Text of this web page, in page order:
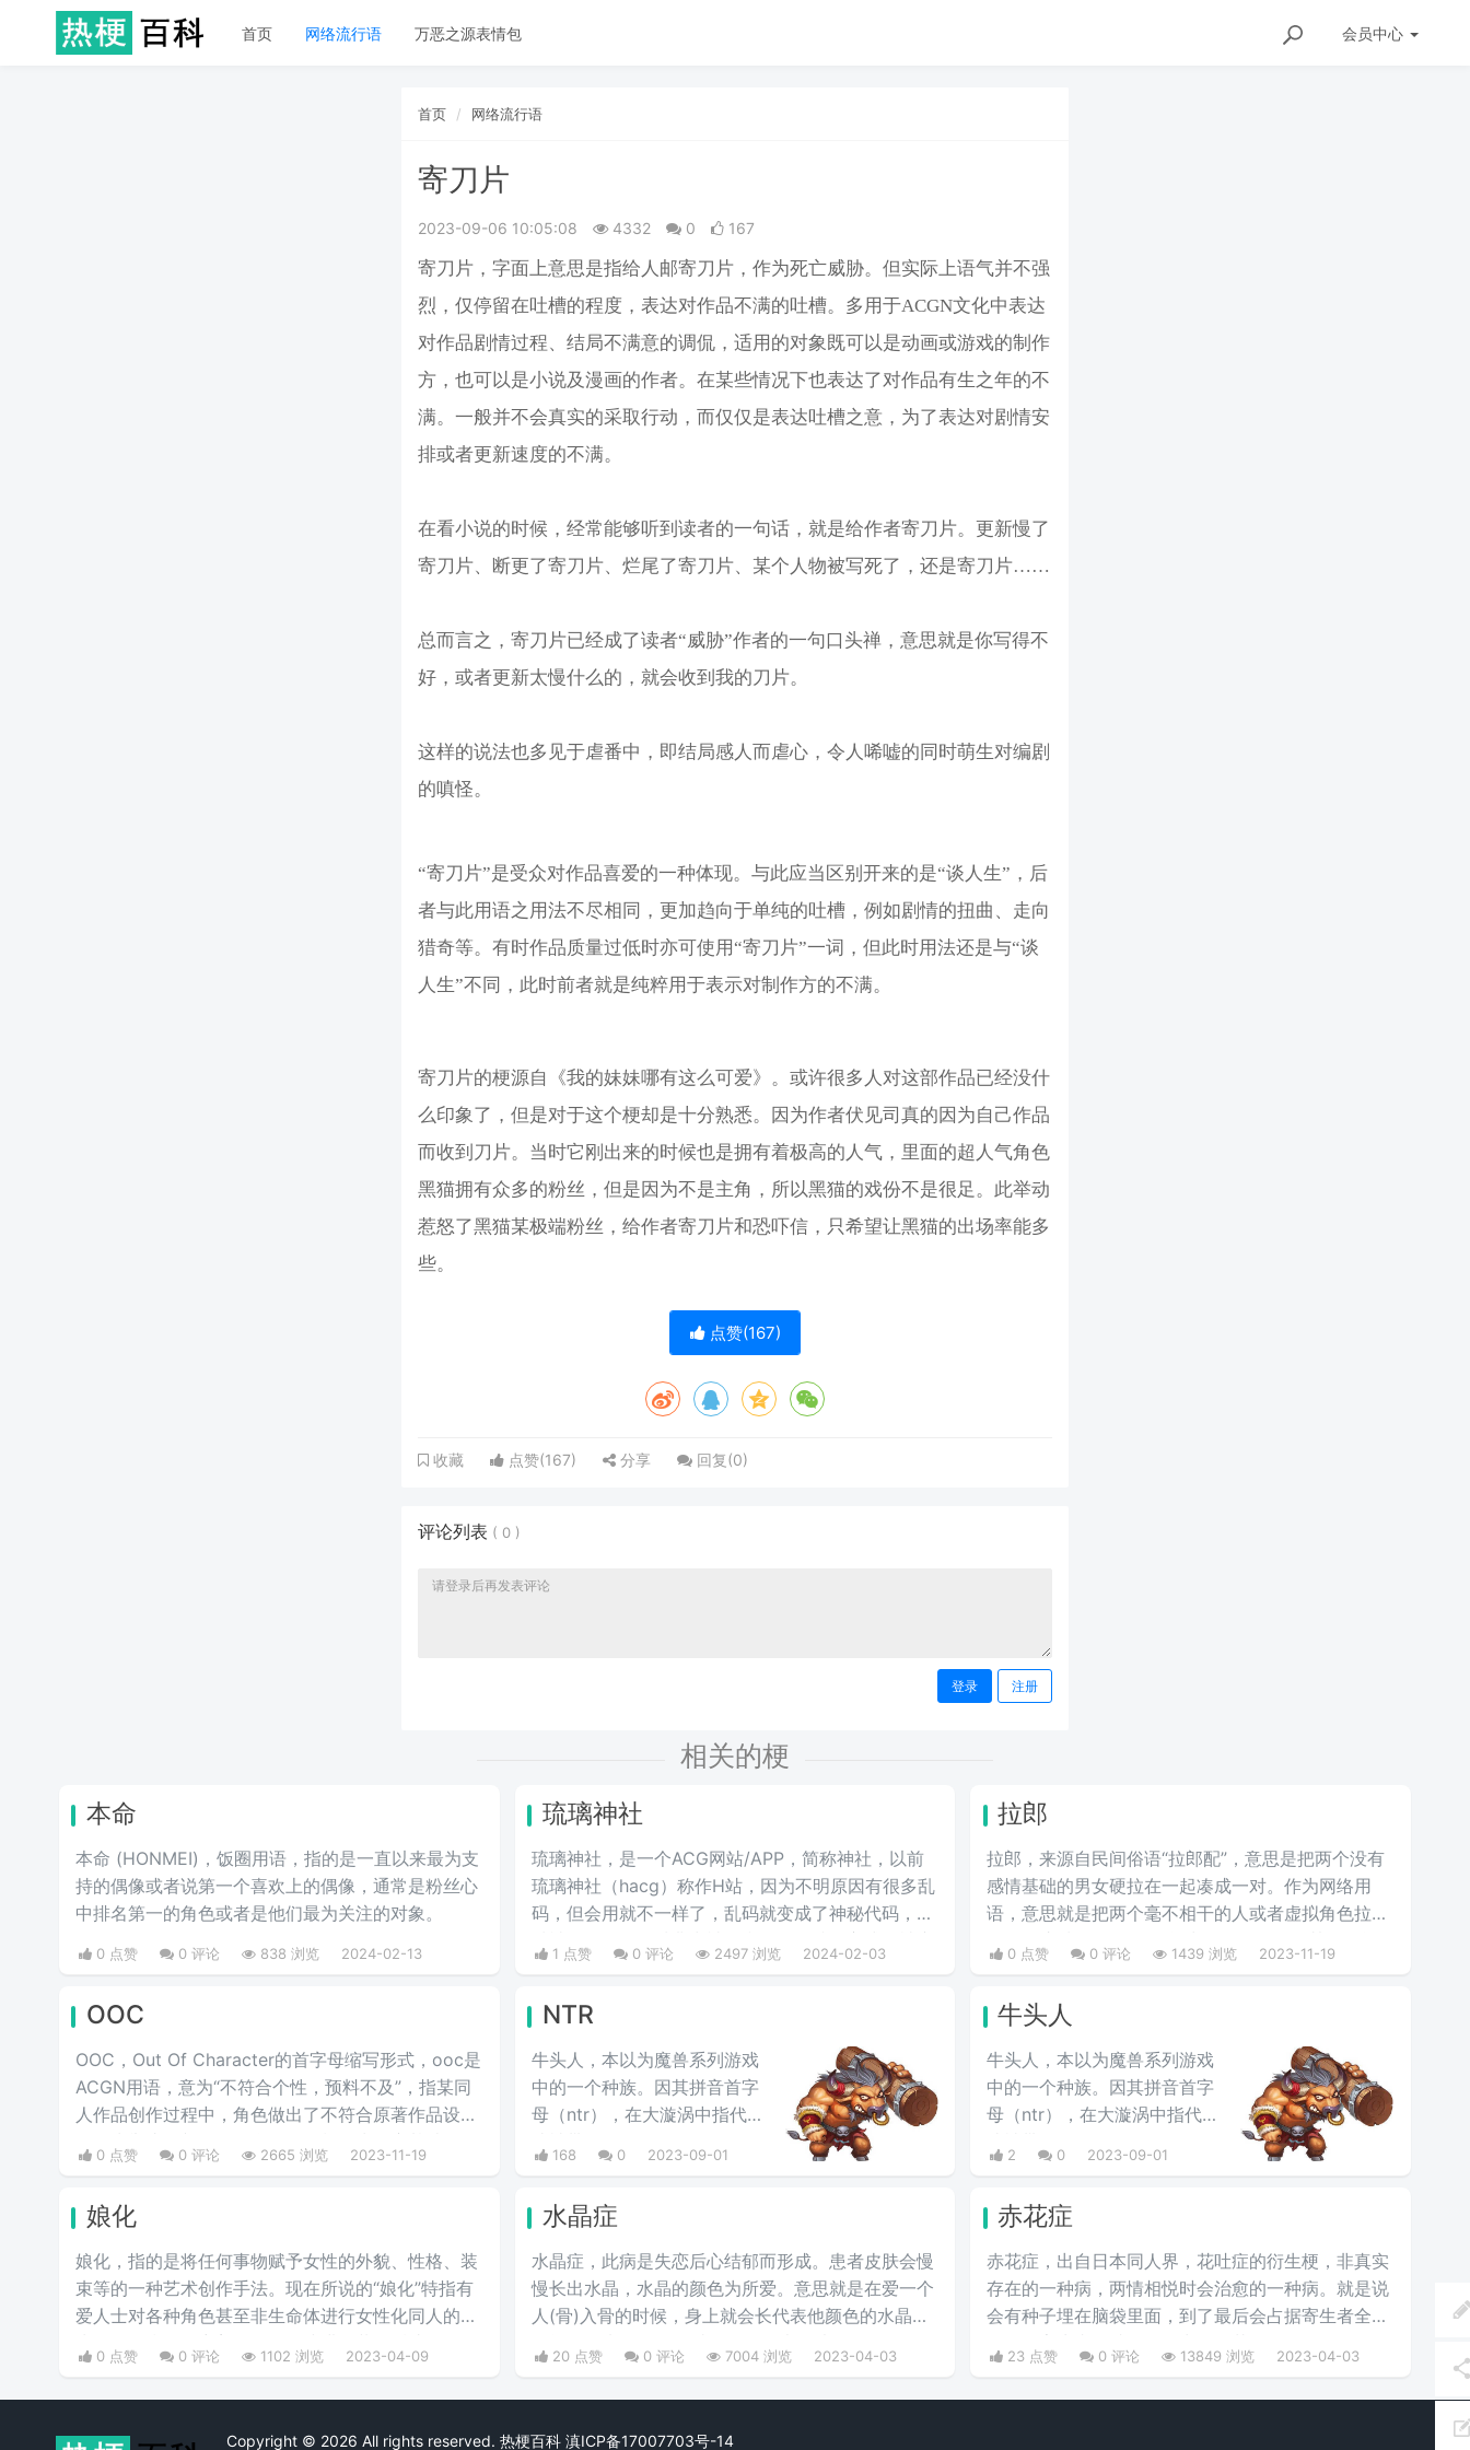
首页 网络流行语 万恶之源表情包 会员中心
首页 网络流行语
寄刀片
2023-09-06 10:05:08 4332 0 167
寄刀片，字面上意思是指给人邮寄刀片，作为死亡威胁。但实际上语气并不强
烈，仅停留在吐槽的程度，表达对作品不满的吐槽。多用于ACGN文化中表达
对作品剧情过程、结局不满意的调侃，适用的对象既可以是动画或游戏的制作
方，也可以是小说及漫画的作者。在某些情况下也表达了对作品有生之年的不
满。一般并不会真实的采取行动，而仅仅是表达吐槽之意，为了表达对剧情安
排或者更新速度的不满。
在看小说的时候，经常能够听到读者的一句话，就是给作者寄刀片。更新慢了
寄刀片、断更了寄刀片、烂尾了寄刀片、某个人物被写死了，还是寄刀片……
总而言之，寄刀片已经成了读者“威胁”作者的一句口头禅，意思就是你写得不
好，或者更新太慢什么的，就会收到我的刀片。
这样的说法也多见于虐番中，即结局感人而虐心，令人唏嘘的同时萌生对编剧
的嗔怪。
“寄刀片”是受众对作品喜爱的一种体现。与此应当区别开来的是“谈人生”，后
者与此用语之用法不尽相同，更加趋向于单纯的吐槽，例如剧情的扭曲、走向
猎奇等。有时作品质量过低时亦可使用“寄刀片”一词，但此时用法还是与“谈
人生”不同，此时前者就是纯粹用于表示对制作方的不满。
寄刀片的梗源自《我的妹妹哪有这么可爱》。或许很多人对这部作品已经没什
么印象了，但是对于这个梗却是十分熟悉。因为作者伏见司真的因为自己作品
而收到刀片。当时它刚出来的时候也是拥有着极高的人气，里面的超人气角色
黑猫拥有众多的粉丝，但是因为不是主角，所以黑猫的戏份不是很足。此举动
惹怒了黑猫某极端粉丝，给作者寄刀片和恐吓信，只希望让黑猫的出场率能多
些。
点赞(167)
收藏 点赞(167) 分享 回复(0)
评论列表 ( 0 )
登录 注册
相关的梗
本命
本命 (HONMEI)，饭圈用语，指的是一直以来最为支
持的偶像或者说第一个喜欢上的偶像，通常是粉丝心
中排名第一的角色或者是他们最为关注的对象。
0 点赞 0 评论 838 浏览 2024-02-13
琉璃神社
琉璃神社，是一个ACG网站/APP，简称神社，以前
琉璃神社（hacg）称作H站，因为不明原因有很多乱
码，但会用就不一样了，乱码就变成了神秘代码，这
泛应用于日本的神社、寺庙、建筑和艺术中。
1 点赞 0 评论 2497 浏览 2024-02-03
拉郎
拉郎，来源自民间俗语“拉郎配”，意思是把两个没有
感情基础的男女硬拉在一起凑成一对。作为网络用
语，意思就是把两个毫不相干的人或者虚拟角色拉到
来自不同种族，可以是一男一女，也可以是男男，或
0 点赞 0 评论 1439 浏览 2023-11-19
OOC
OOC，Out Of Character的首字母缩写形式，ooc是
ACGN用语，意为“不符合个性，预料不及”，指某同
人作品创作过程中，角色做出了不符合原著作品设定
其做出原角色不可能做出的行为，简言之，就是与人
是他出戏了。多出现于cos圈和同人文中，指与原型
像不符的人设崩塌行为和语言，俗称人设崩啦。
0 点赞 0 评论 2665 浏览 2023-11-19
NTR
牛头人，本以为魔兽系列游戏
中的一个种族。因其拼音首字
母（ntr），在大漩涡中指代那
NTR(NiuTonRen)，源于日文
中的“寝~取り(ねとり)”|ne to
ri|，而我们则以牛头人来简
称，它的被动形式为“寝~取ら
他人强占配偶或对象，被人戴
168 0 2023-09-01
牛头人
牛头人，本以为魔兽系列游戏
中的一个种族。因其拼音首字
母（ntr），在大漩涡中指代那
NTR(NiuTonRen)，源于日文
中的“寝取り(ねとり)”|ne to
ri|，而我们则以牛头人来简
称，它的被动形式为“寝取ら
れ”(Ne To Ra Re)。其意为被
他人强占配偶或对象，被人戴
2 0 2023-09-01
娘化
娘化，指的是将任何事物赋予女性的外貌、性格、装
束等的一种艺术创作手法。现在所说的“娘化”特指有
爱人士对各种角色甚至非生命体进行女性化同人的行
化外貌，一般仅限于在ACGN界。通常指是指以萌系
手法进行的娘化，又称萌娘化，一般有动物娘化，无
0 点赞 0 评论 1102 浏览 2023-04-09
水晶症
水晶症，此病是失恋后心结郁而形成。患者皮肤会慢
慢长出水晶，水晶的颜色为所爱。意思就是在爱一个
人(骨)入骨的时候，身上就会长代表他颜色的水晶，
20 点赞 0 评论 7004 浏览 2023-04-03
赤花症
赤花症，出自日本同人界，花吐症的‌‌‌‌‌衍生梗，非真实
存在的一种病，两情相悦时会治愈的一种病。就是说
会有种子埋在脑袋里面，到了最后会占据寄生者全身
23 点赞 0 评论 13849 浏览 2023-04-03
Copyright © 2026 All rights reserved. 热梗百科 滇ICP备17007703号-14